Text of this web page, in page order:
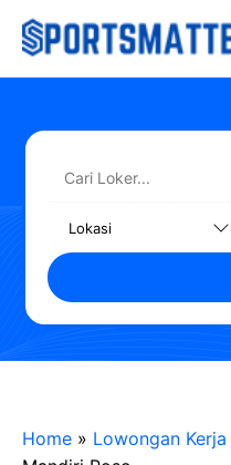
Langsung
Home » Lowongan Kerja